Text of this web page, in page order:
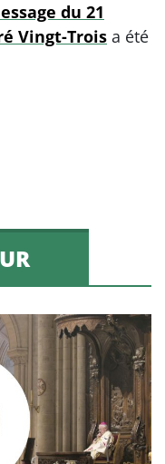
du 21
Vingt-Trois a été